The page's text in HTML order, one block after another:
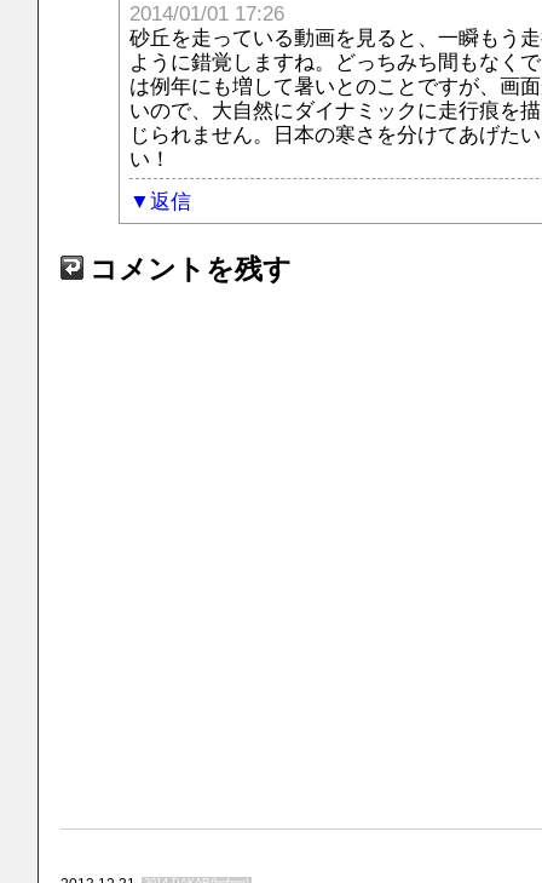
2014/01/01 17:26
砂丘を走っている動画を見ると、一瞬もう
ように錯覚しますね。どっちみち間もなく
は例年にも増して暑いとのことですが、画
いので、大自然にダイナミックに走行痕を
じられません。日本の寒さを分けてあげた
い！
返信
コメントを残す